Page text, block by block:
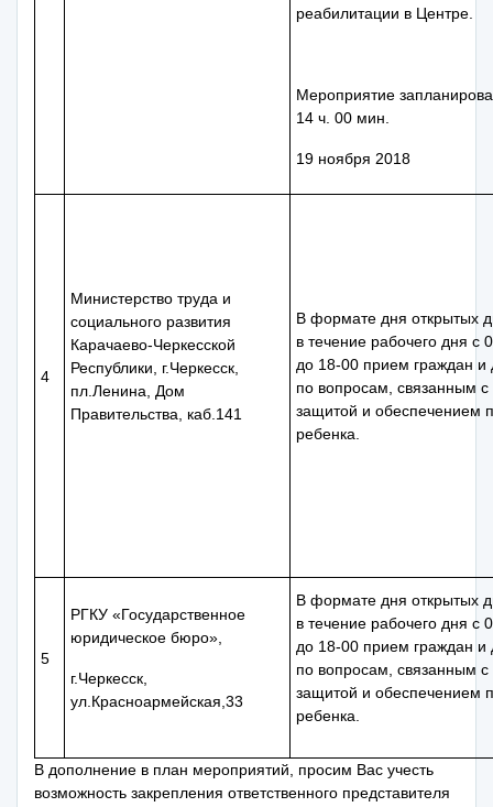
реабилитации в Центре.
Мероприятие
14 ч. 00 мин.
19 ноября 2018
4
Министерство труда и
социального развития
Карачаево-Черкесской
Республики, г.Черкесск,
пл.Ленина, Дом
Правительства, каб.141
В формате дня открытых
в течение рабочего дня с
до 18-00 прием граждан и
по вопросам, связанным с
защитой и обеспечением
ребенка.
5
РГКУ «Государственное
юридическое бюро»,
г.Черкесск,
ул.Красноармейская,33
В формате дня открытых
в течение рабочего дня с
до 18-00 прием граждан и
по вопросам, связанным с
защитой и обеспечением
ребенка.
В дополнение в план мероприятий, просим Вас учесть
возможность закрепления ответственного представителя